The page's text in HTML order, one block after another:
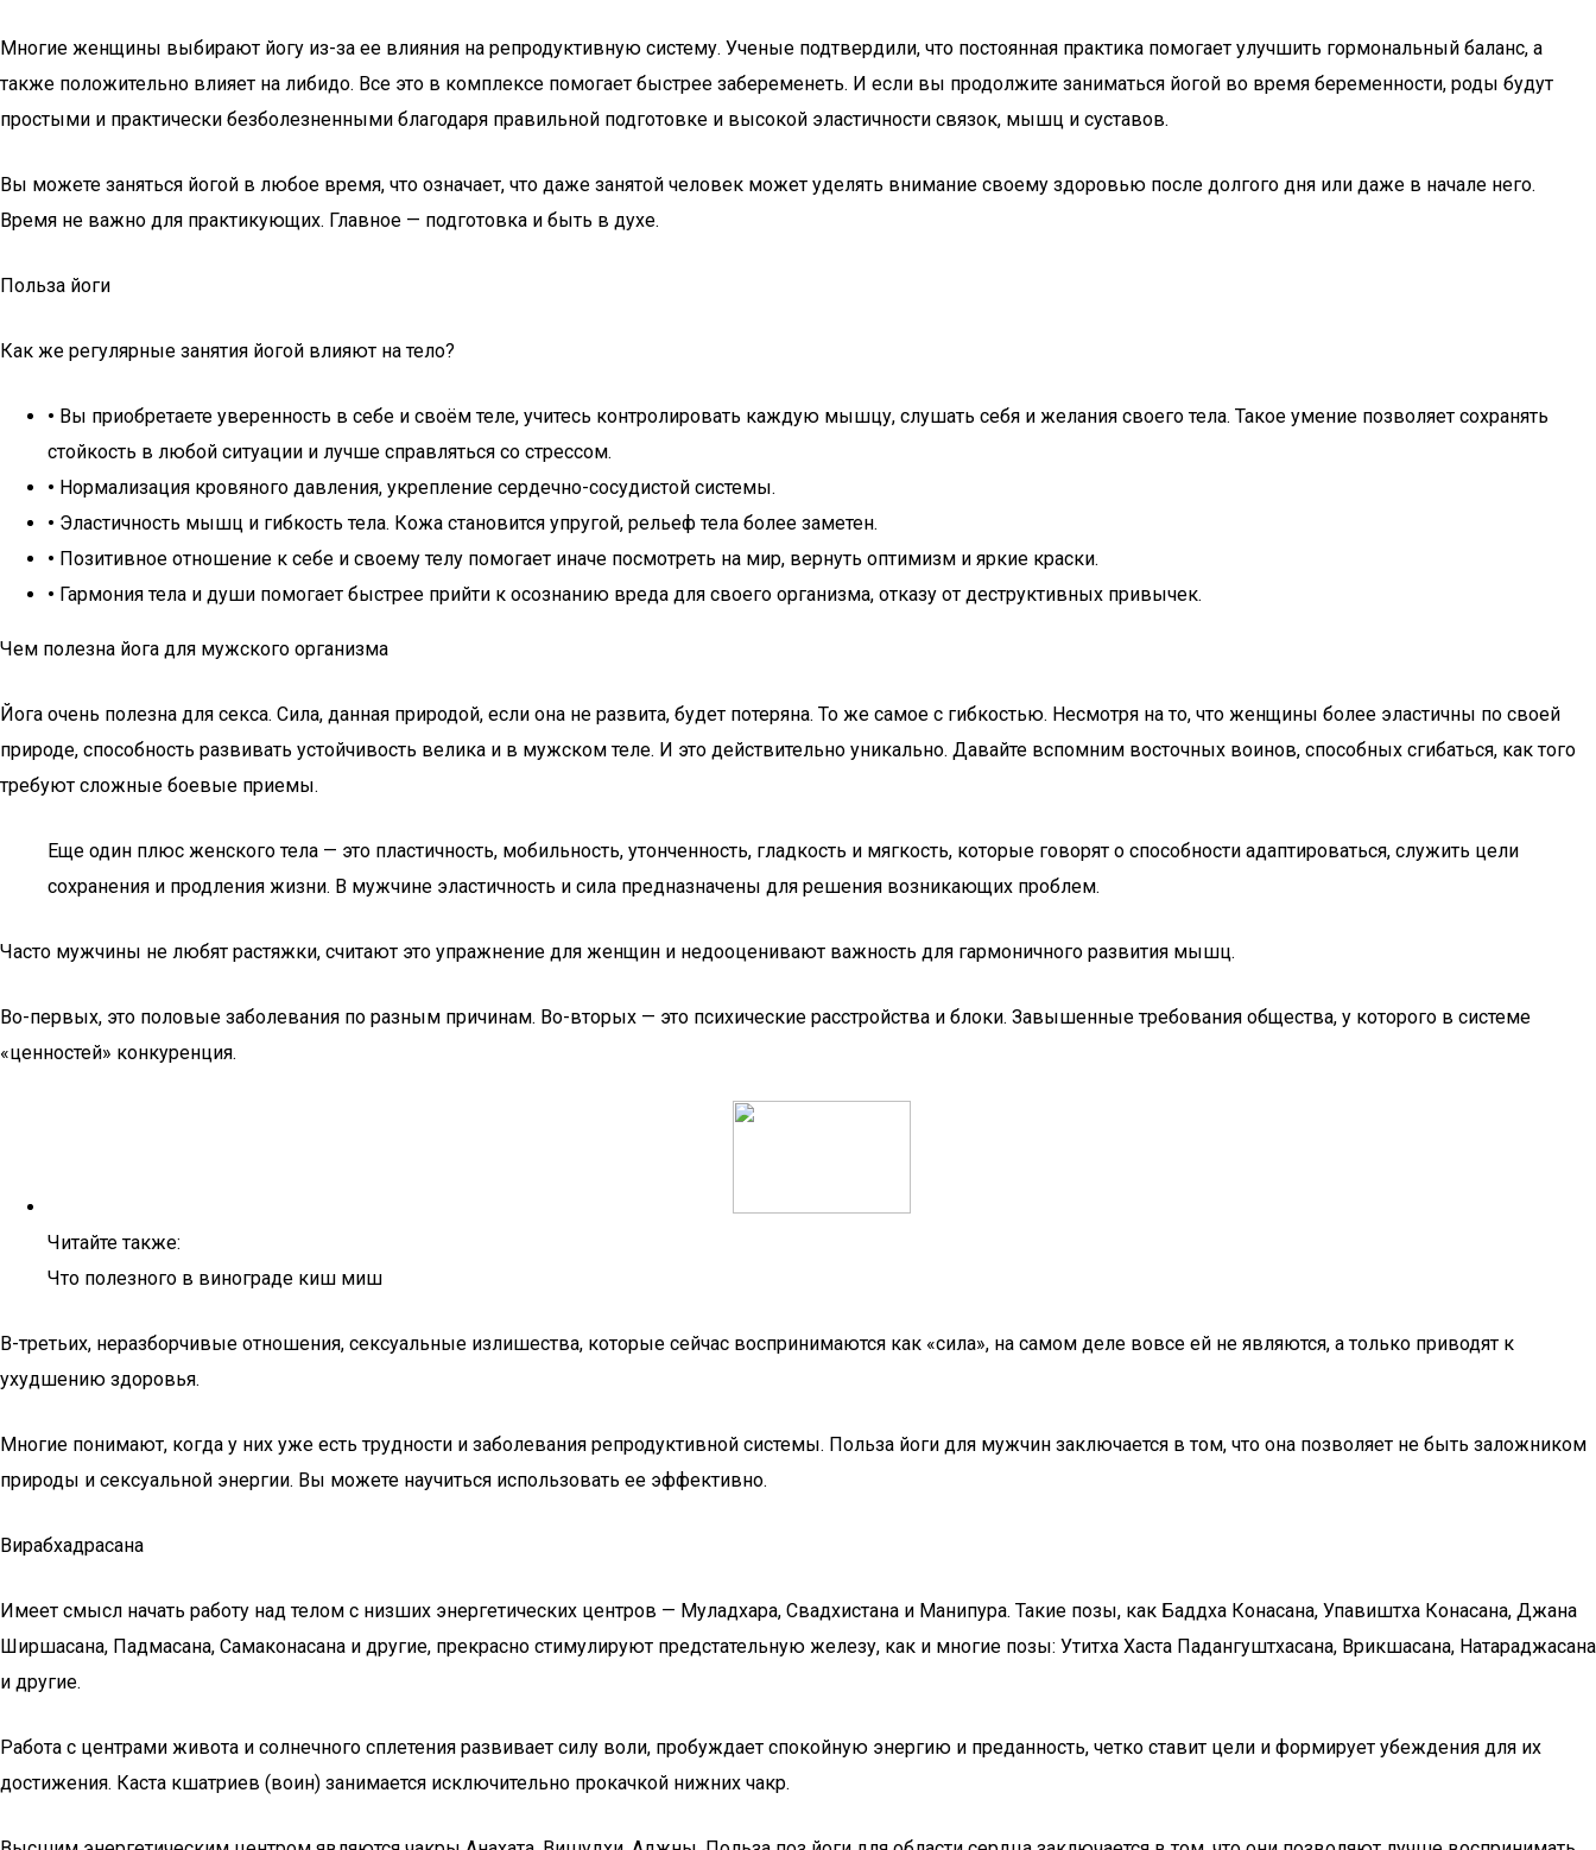
Многие женщины выбирают йогу из-за ее влияния на репродуктивную систему. Ученые подтвердили, что постоянная практика помогает улучшить гормональный баланс, а
также положительно влияет на либидо. Все это в комплексе помогает быстрее забеременеть. И если вы продолжите заниматься йогой во время беременности, роды будут
простыми и практически безболезненными благодаря правильной подготовке и высокой эластичности связок, мышц и суставов.
Вы можете заняться йогой в любое время, что означает, что даже занятой человек может уделять внимание своему здоровью после долгого дня или даже в начале него.
Время не важно для практикующих. Главное — подготовка и быть в духе.
Польза йоги
Как же регулярные занятия йогой влияют на тело?
• Вы приобретаете уверенность в себе и своём теле, учитесь контролировать каждую мышцу, слушать себя и желания своего тела. Такое умение позволяет сохранять
стойкость в любой ситуации и лучше справляться со стрессом.
• Нормализация кровяного давления, укрепление сердечно-сосудистой системы.
• Эластичность мышц и гибкость тела. Кожа становится упругой, рельеф тела более заметен.
• Позитивное отношение к себе и своему телу помогает иначе посмотреть на мир, вернуть оптимизм и яркие краски.
• Гармония тела и души помогает быстрее прийти к осознанию вреда для своего организма, отказу от деструктивных привычек.
Чем полезна йога для мужского организма
Йога очень полезна для секса. Сила, данная природой, если она не развита, будет потеряна. То же самое с гибкостью. Несмотря на то, что женщины более эластичны по своей
природе, способность развивать устойчивость велика и в мужском теле. И это действительно уникально. Давайте вспомним восточных воинов, способных сгибаться, как того
требуют сложные боевые приемы.
Еще один плюс женского тела — это пластичность, мобильность, утонченность, гладкость и мягкость, которые говорят о способности адаптироваться, служить цели
сохранения и продления жизни. В мужчине эластичность и сила предназначены для решения возникающих проблем.
Часто мужчины не любят растяжки, считают это упражнение для женщин и недооценивают важность для гармоничного развития мышц.
Во-первых, это половые заболевания по разным причинам. Во-вторых — это психические расстройства и блоки. Завышенные требования общества, у которого в системе
«ценностей» конкуренция.
Читайте также:
Что полезного в винограде киш миш
В-третьих, неразборчивые отношения, сексуальные излишества, которые сейчас воспринимаются как «сила», на самом деле вовсе ей не являются, а только приводят к
ухудшению здоровья.
Многие понимают, когда у них уже есть трудности и заболевания репродуктивной системы. Польза йоги для мужчин заключается в том, что она позволяет не быть заложником
природы и сексуальной энергии. Вы можете научиться использовать ее эффективно.
Вирабхадрасана
Имеет смысл начать работу над телом с низших энергетических центров — Муладхара, Свадхистана и Манипура. Такие позы, как Баддха Конасана, Упавиштха Конасана, Джана
Ширшасана, Падмасана, Самаконасана и другие, прекрасно стимулируют предстательную железу, как и многие позы: Утитха Хаста Падангуштхасана, Врикшасана, Натараджасана
и другие.
Работа с центрами живота и солнечного сплетения развивает силу воли, пробуждает спокойную энергию и преданность, четко ставит цели и формирует убеждения для их
достижения. Каста кшатриев (воин) занимается исключительно прокачкой нижних чакр.